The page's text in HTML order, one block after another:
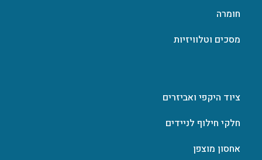
חומרה
מסכים וטלוויזיות
ציוד היקפי ואביזרים
חלקי חילוף לניידים
אחסון מוצפן